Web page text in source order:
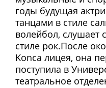
годы будущая
танцами в стиле
волейбол, слушает
стиле рок.После
Konca лицея, она
поступила в
театральное